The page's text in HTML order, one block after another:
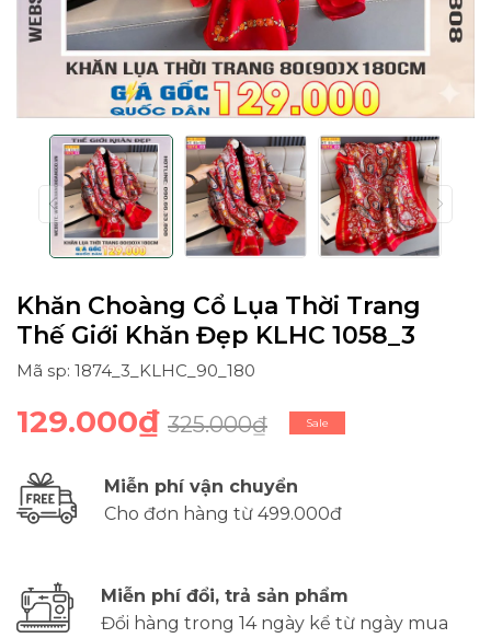
Khăn Choàng Cổ Lụa Thời Trang
Thế Giới Khăn Đẹp KLHC 1058_3
Mã sp: 1874_3_KLHC_90_180
129.000₫ 325.000₫ Sale
Miễn phí vận chuyển
Cho đơn hàng từ 499.000đ
Miễn phí đổi, trả sản phẩm
Đổi hàng trong 14 ngày kể từ ngày mua